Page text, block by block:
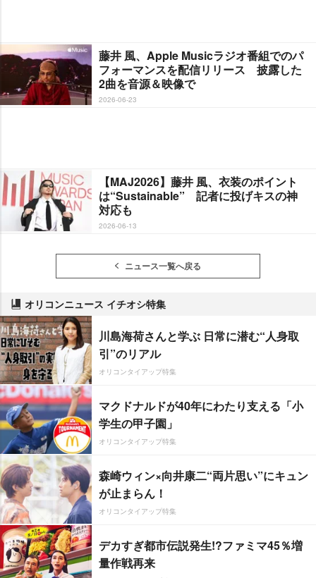
藤井 風、Apple Musicラジオ番組でのパ
フォーマンスを配信リリース 披露した
2曲を音源＆映像で
2026-06-23
【MAJ2026】藤井 風、衣装のポイント
は“Sustainable” 記者に投げキスの神
対応も
2026-06-13
ニュース一覧へ戻る
オリコンニュース イチオシ特集
川島海荷さんと学ぶ 日常に潜む“人身取
引”のリアル
オリコンタイアップ特集
マクドナルドが40年にわたり支える「小
学生の甲子園」
オリコンタイアップ特集
森崎ウィン×向井康二“両片思い”にキュン
が止まらん！
オリコンタイアップ特集
デカすぎ都市伝説発生!?ファミマ45％増
量作戦再来